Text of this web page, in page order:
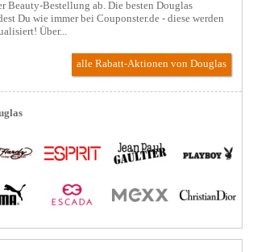
Beauty-Bestellung ab. Die besten Douglas
Du wie immer bei Couponster.de - diese werden
Über...
alle Rabatt-Aktionenvon Douglas